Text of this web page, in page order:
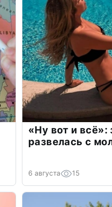
«Ну вот и
развелась с
6 августа 15